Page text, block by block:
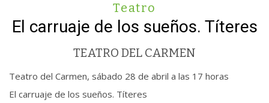
Teatro
El carruaje de los sueños. Títeres
TEATRO DEL CARMEN
Teatro del Carmen, sábado 28 de abril a las 17 horas
El carruaje de los sueños. Títeres